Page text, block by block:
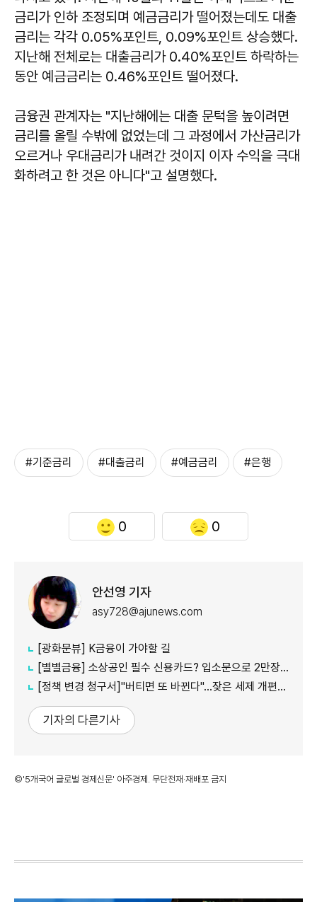
금리가 인하 조정되며 예금금리가 떨어졌는데도 대출
금리는 각각 0.05%포인트, 0.09%포인트 상승했다.
지난해 전체로는 대출금리가 0.40%포인트 하락하는
동안 예금금리는 0.46%포인트 떨어졌다.
금융권 관계자는 "지난해에는 대출 문턱을 높이려면
금리를 올릴 수밖에 없었는데 그 과정에서 가산금리가
오르거나 우대금리가 내려간 것이지 이자 수익을 극대
화하려고 한 것은 아니다"고 설명했다.
#기준금리 #대출금리 #예금금리 #은행
0 0
안선영 기자
asy728@ajunews.com
[광화문뷰] K금융이 가야할 길
[별별금융] 소상공인 필수 신용카드? 입소문으로 2만장 발급
[정책 변경 청구서]"버티면 또 바뀐다"…잦은 세제 개편이 키운 '학습 효과'
기자의 다른기사
©'5개국어 글로벌 경제신문' 아주경제. 무단전재·재배포 금지